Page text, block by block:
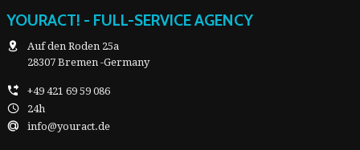
YOURACT! - FULL-SERVICE AGENCY
Auf den Roden 25a
28307 Bremen -Germany
+49 421 69 59 086
24h
info@youract.de